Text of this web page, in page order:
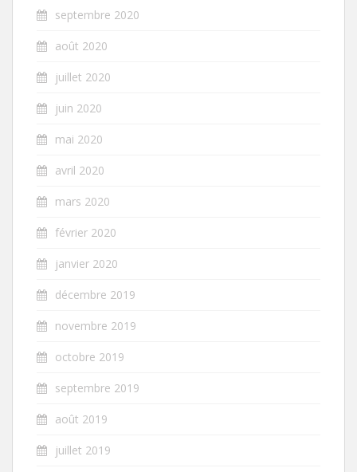
septembre 2020
août 2020
juillet 2020
juin 2020
mai 2020
avril 2020
mars 2020
février 2020
janvier 2020
décembre 2019
novembre 2019
octobre 2019
septembre 2019
août 2019
juillet 2019